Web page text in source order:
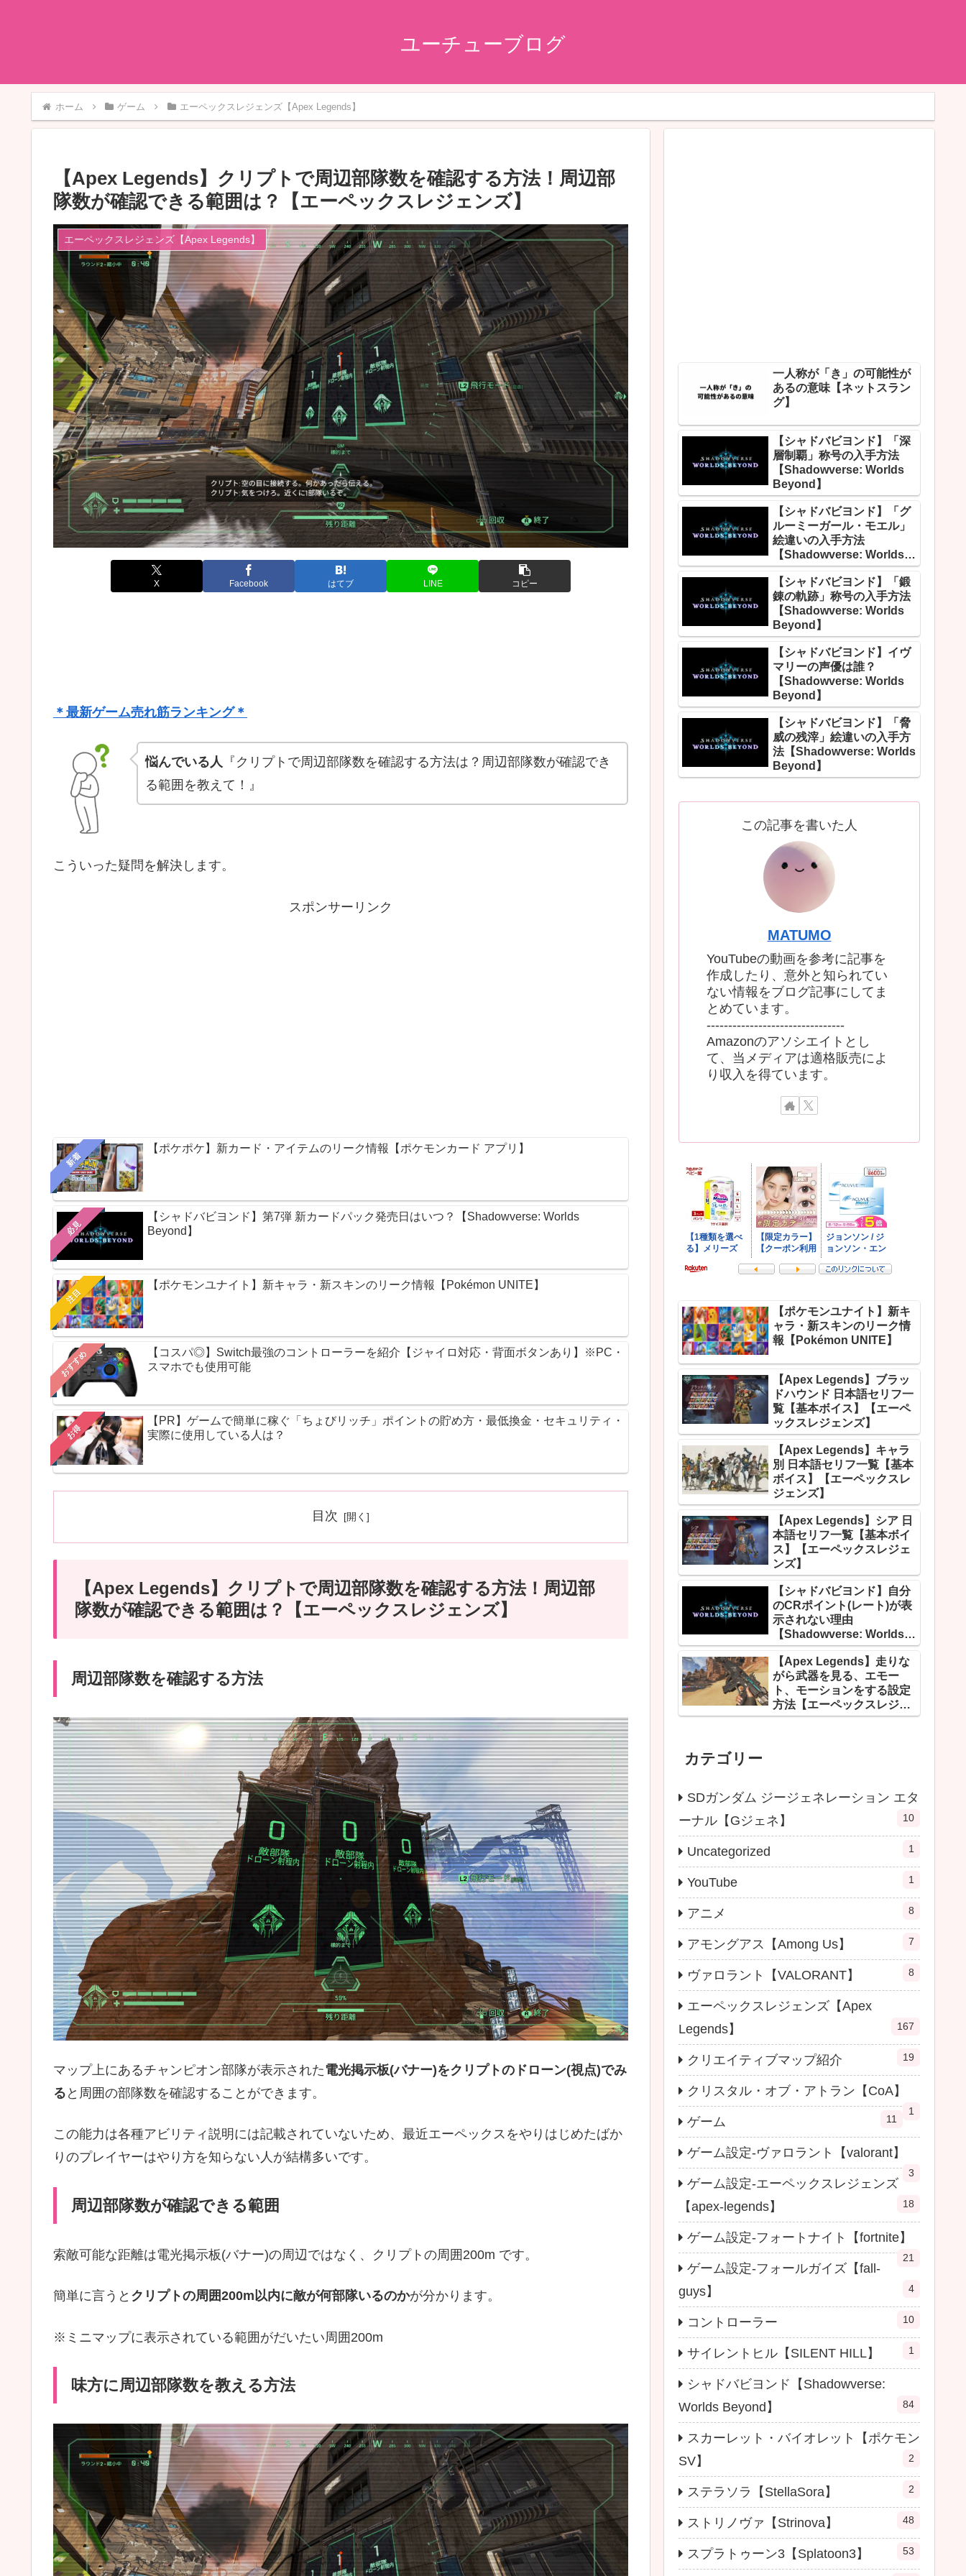
ユーチューブログ
ホーム ゲーム エーペックスレジェンズ【Apex Legends】
【Apex Legends】クリプトで周辺部隊数を確認する方法！周辺部
隊数が確認できる範囲は？【エーペックスレジェンズ】
エーペックスレジェンズ【Apex Legends】
X Facebook はてブ LINE コピー
＊最新ゲーム売れ筋ランキング＊
悩んでいる人 『クリプトで周辺部隊数を確認する方法は？周辺部隊数が確認でき
る範囲を教えて！』
こういった疑問を解決します。
スポンサーリンク
新着
【ポケポケ】新カード・アイテムのリーク情報【ポケモンカード アプリ】
必見
【シャドバビヨンド】第7弾 新カードパック発売日はいつ？【Shadowverse: Worlds
Beyond】
注目
【ポケモンユナイト】新キャラ・新スキンのリーク情報【Pokémon UNITE】
おすすめ
【コスパ◎】Switch最強のコントローラーを紹介【ジャイロ対応・背面ボタンあり】※PC・
スマホでも使用可能
お得
【PR】ゲームで簡単に稼ぐ「ちょびリッチ」ポイントの貯め方・最低換金・セキュリティ・
実際に使用している人は？
目次
【Apex Legends】クリプトで周辺部隊数を確認する方法！周辺部
隊数が確認できる範囲は？【エーペックスレジェンズ】
周辺部隊数を確認する方法
マップ上にあるチャンピオン部隊が表示された電光掲示板(バナー)をクリプトのドローン(視点)でみ
る と周囲の部隊数を確認することができます。
この能力は各種アビリティ説明には記載されていないため、最近エーペックスをやりはじめたばか
りのプレイヤーはやり方を知らない人が結構多いです。
周辺部隊数が確認できる範囲
索敵可能な距離は電光掲示板(バナー)の周辺ではなく、クリプトの周囲200m です。
簡単に言うと クリプトの周囲200m以内に敵が何部隊いるのかが分かります。
※ミニマップに表示されている範囲がだいたい周囲200m
味方に周辺部隊数を教える方法
一人称が「き」の可能性が
あるの意味【ネットスラン
グ】
【シャドバビヨンド】「深
層制覇」称号の入手方法
【Shadowverse: Worlds
Beyond】
【シャドバビヨンド】「グ
ルーミーガール・モエル」
絵違いの入手方法
【Shadowverse: Worlds
Beyond】
【シャドバビヨンド】「鍛
錬の軌跡」称号の入手方法
【Shadowverse: Worlds
Beyond】
【シャドバビヨンド】イヴ
マリーの声優は誰？
【Shadowverse: Worlds
Beyond】
【シャドバビヨンド】「脅
威の残滓」絵違いの入手方
法【Shadowverse: Worlds
Beyond】
この記事を書いた人
MATUMO
YouTubeの動画を参考に記事を
作成したり、意外と知られてい
ない情報をブログ記事にしてま
とめています。
--------------------------------
Amazonのアソシエイトとし
て、当メディアは適格販売によ
り収入を得ています。
【ポケモンユナイト】新キ
ャラ・新スキンのリーク情
報【Pokémon UNITE】
【Apex Legends】ブラッ
ドハウンド 日本語セリフ一
覧【基本ボイス】【エーペ
ックスレジェンズ】
【Apex Legends】キャラ
別 日本語セリフ一覧【基本
ボイス】【エーペックスレ
ジェンズ】
【Apex Legends】シア 日
本語セリフ一覧【基本ボイ
ス】【エーペックスレジェ
ンズ】
【シャドバビヨンド】自分
のCRポイント(レート)が表
示されない理由
【Shadowverse: Worlds
Beyond】
【Apex Legends】走りな
がら武器を見る、エモー
ト、モーションをする設定
方法【エーペックスレジェ
ンズ】
カテゴリー
SDガンダム ジージェネレーション エタ
ーナル【Gジェネ】
10
Uncategorized 1
YouTube 1
アニメ 8
アモングアス【Among Us】 7
ヴァロラント【VALORANT】 8
エーペックスレジェンズ【Apex
Legends】
167
クリエイティブマップ紹介 19
クリスタル・オブ・アトラン【CoA】
1
ゲーム 11
ゲーム設定-ヴァロラント【valorant】
3
ゲーム設定-エーペックスレジェンズ
【apex-legends】
18
ゲーム設定-フォートナイト【fortnite】
21
ゲーム設定-フォールガイズ【fall-
guys】
4
コントローラー 10
サイレントヒル【SILENT HILL】 1
シャドバビヨンド【Shadowverse:
Worlds Beyond】
84
スカーレット・バイオレット【ポケモン
SV】
2
ステラソラ【StellaSora】 2
ストリノヴァ【Strinova】 48
スプラトゥーン3【Splatoon3】 53